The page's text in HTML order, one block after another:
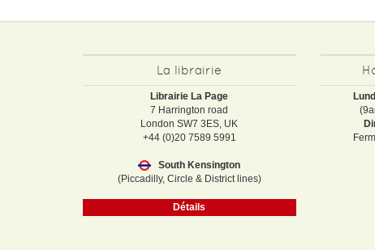
La librairie
Librairie La Page
7 Harrington road
London SW7 3ES, UK
+44 (0)20 7589 5991
South Kensington
(Piccadilly, Circle & District lines)
Détails